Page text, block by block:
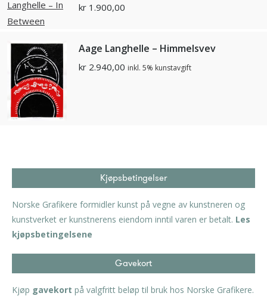
kr 1.900,00
Aage Langhelle – Himmelsvev
kr 2.940,00 inkl. 5% kunstavgift
Kjøpsbetingelser
Norske Grafikere formidler kunst på vegne av kunstneren og
kunstverket er kunstnerens eiendom inntil varen er betalt. Les
kjøpsbetingelsene
Gavekort
Kjøp gavekort på valgfritt beløp til bruk hos Norske Grafikere.